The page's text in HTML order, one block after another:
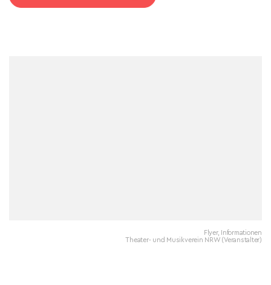
Flyer, Informationen
Theater- und Musikverein NRW (Veranstalter)